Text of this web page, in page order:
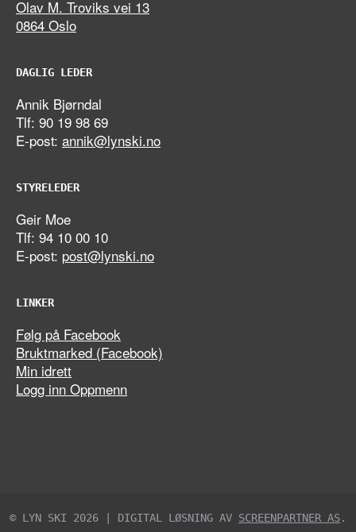
Olav M. Troviks vei 13
0864 Oslo
DAGLIG LEDER
Annik Bjørndal
Tlf: 90 19 98 69
E-post: annik@lynski.no
STYRELEDER
Geir Moe
Tlf: 94 10 00 10
E-post: post@lynski.no
LINKER
Følg på Facebook
Bruktmarked (Facebook)
Min idrett
Logg inn Oppmenn
© LYN SKI 2026 | DIGITAL LØSNING AV SCREENPARTNER AS.